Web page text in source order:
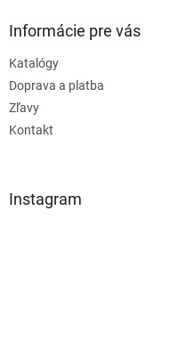
Informácie pre vás
Katalógy
Doprava a platba
Zľavy
Kontakt
Instagram